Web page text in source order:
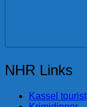
NHR Links
Kassel tourist